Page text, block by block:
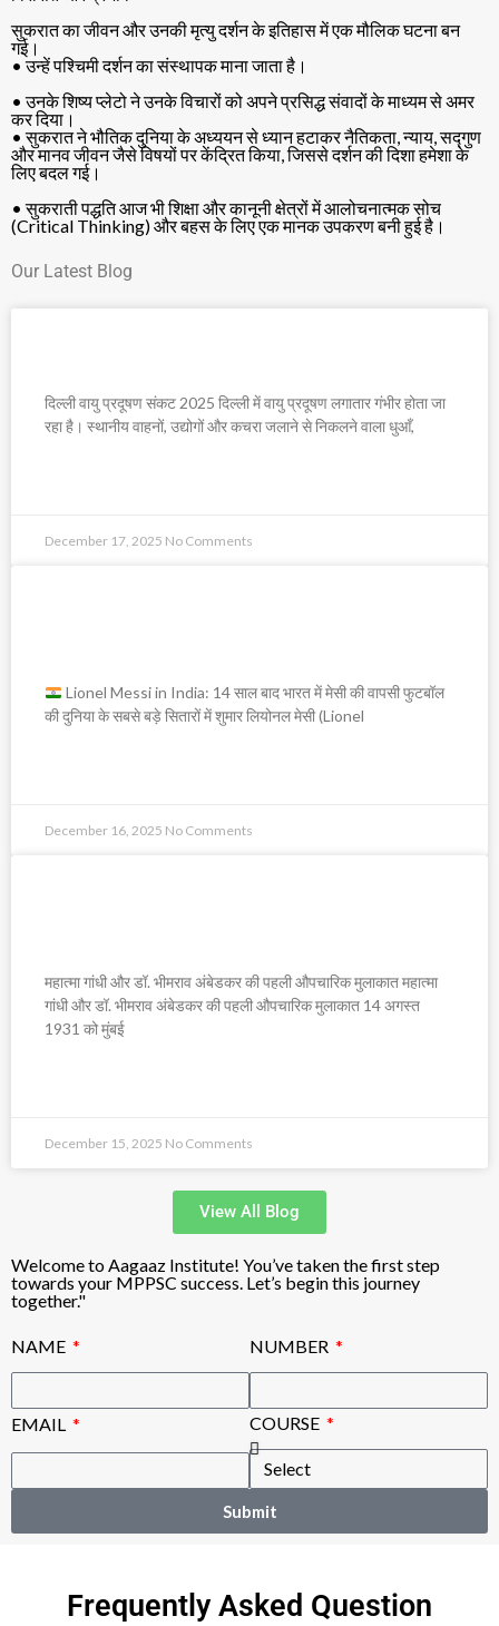
सुकरात का जीवन और उनकी मृत्यु दर्शन के इतिहास में एक मौलिक घटना बन
गई।
• उन्हें पश्चिमी दर्शन का संस्थापक माना जाता है।
• उनके शिष्य प्लेटो ने उनके विचारों को अपने प्रसिद्ध संवादों के माध्यम से अमर
कर दिया।
• सुकरात ने भौतिक दुनिया के अध्ययन से ध्यान हटाकर नैतिकता, न्याय, सद्गुण
और मानव जीवन जैसे विषयों पर केंद्रित किया, जिससे दर्शन की दिशा हमेशा के
लिए बदल गई।
• सुकराती पद्धति आज भी शिक्षा और कानूनी क्षेत्रों में आलोचनात्मक सोच
(Critical Thinking) और बहस के लिए एक मानक उपकरण बनी हुई है।
Our Latest Blog
दिल्ली वायु प्रदूषण संकट 2025 दिल्ली में वायु प्रदूषण लगातार गंभीर होता जा
रहा है। स्थानीय वाहनों, उद्योगों और कचरा जलाने से निकलने वाला धुआँ,
December 17, 2025 No Comments
Lionel Messi in India: 14 साल बाद भारत में मेसी की वापसी फुटबॉल
की दुनिया के सबसे बड़े सितारों में शुमार लियोनल मेसी (Lionel
December 16, 2025 No Comments
महात्मा गांधी और डॉ. भीमराव अंबेडकर की पहली औपचारिक मुलाकात महात्मा
गांधी और डॉ. भीमराव अंबेडकर की पहली औपचारिक मुलाकात 14 अगस्त
1931 को मुंबई
December 15, 2025 No Comments
View All Blog
Welcome to Aagaaz Institute! You’ve taken the first step
towards your MPPSC success. Let’s begin this journey
together."
NAME NUMBER
EMAIL COURSE
Submit
Frequently Asked Question